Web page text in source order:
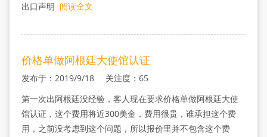
出口声明 阅读全文
价格单做阿根廷大使馆认证
发布于：2019/9/18 关注度：65
第一次出阿根廷没经验，客人现在要求价格单做阿根廷大使
馆认证，这个费用将近300美金，费用很贵，谁承担这个费
用，之前没考虑到这个问题，所以报价里并不包含这个费